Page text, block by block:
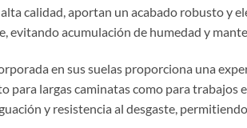
calidad, aportan un acabado robusto y
evitando acumulación de humedad y
en sus suelas proporciona una
para largas caminatas como para trabajos
y resistencia al desgaste,